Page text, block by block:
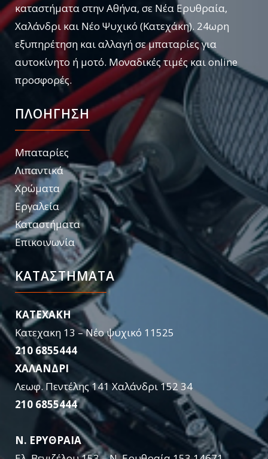
καταστήματα στην Αθήνα, σε Νέα Ερυθραία,
Χαλάνδρι και Νέο Ψυχικό (Κατεχάκη). 24ωρη
εξυπηρέτηση και αλλαγή σε μπαταρίες για
αυτοκίνητο ή μοτό. Μοναδικές τιμές και online
προσφορές.
ΠΛΟΗΓΗΣΗ
Μπαταρίες
Λιπαντικά
Χρώματα
Εργαλεία
Καταστήματα
Επικοινωνία
ΚΑΤΑΣΤΉΜΑΤΑ
KATEXAKH
Κατεχακη 13 – Νέο ψυχικό 11525
210 6855444
ΧΑΛΑΝΔΡΙ
Λεωφ. Πεντέλης 141 Χαλάνδρι 152 34
210 6855444
Ν. ΕΡΥΘΡΑΙΑ